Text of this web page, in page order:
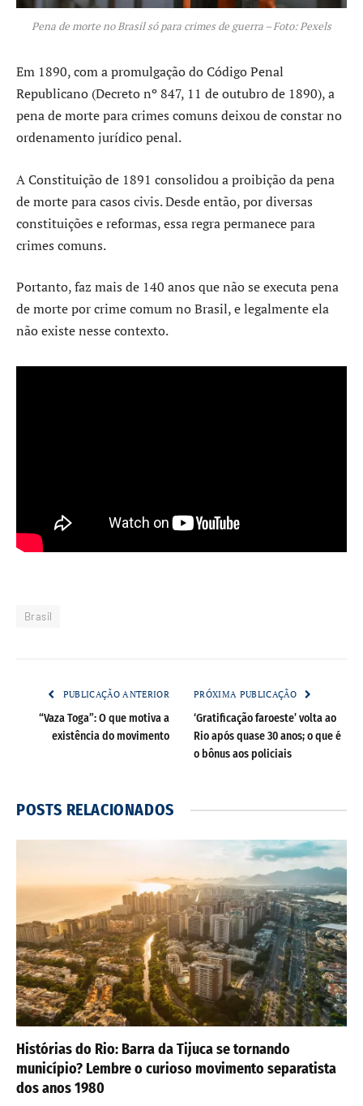
Pena de morte no Brasil só para crimes de guerra – Foto: Pexels
Em 1890, com a promulgação do Código Penal
Republicano (Decreto nº 847, 11 de outubro de 1890), a
pena de morte para crimes comuns deixou de constar no
ordenamento jurídico penal.
A Constituição de 1891 consolidou a proibição da pena
de morte para casos civis. Desde então, por diversas
constituições e reformas, essa regra permanece para
crimes comuns.
Portanto, faz mais de 140 anos que não se executa pena
de morte por crime comum no Brasil, e legalmente ela
não existe nesse contexto.
Brasil
PUBLICAÇÃO ANTERIOR
“Vaza Toga”: O que motiva a
existência do movimento
PRÓXIMA PUBLICAÇÃO
‘Gratificação faroeste’ volta ao
Rio após quase 30 anos; o que é
o bônus aos policiais
POSTS RELACIONADOS
Histórias do Rio: Barra da Tijuca se tornando
município? Lembre o curioso movimento separatista
dos anos 1980